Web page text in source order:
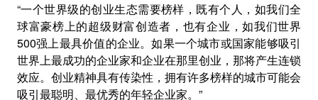
“一个世界级的创业生态需要榜样，既有个人，如我们全
球富豪榜上的超级财富创造者，也有企业，如我们世界
500强上最具价值的企业。如果一个城市或国家能够吸引
世界上最成功的企业家和企业在那里创业，那将产生连锁
效应。创业精神具有传染性，拥有许多榜样的城市可能会
吸引最聪明、最优秀的年轻企业家。 ”